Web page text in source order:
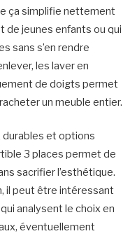
ça simplifie nettement
de jeunes enfants ou qui
sans s’en rendre
les laver en
de doigts permet
un meuble entier.
durables et options
3 places permet de
sacrifier l’esthétique.
il peut être intéressant
analysent le choix en
éventuellement